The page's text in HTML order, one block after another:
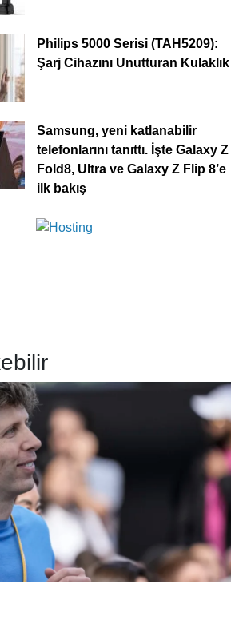
Philips 5000 Serisi (TAH5209):
Şarj Cihazını Unutturan Kulaklık
Samsung, yeni katlanabilir
telefonlarını tanıttı. İşte Galaxy Z
Fold8, Ultra ve Galaxy Z Flip 8’e
ilk bakış